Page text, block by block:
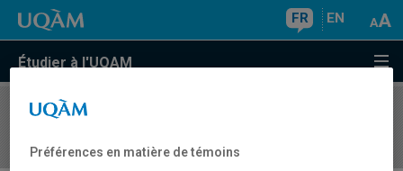
FR EN
Étudier à l'UQAM
COURS//
Préférences en matière de témoins